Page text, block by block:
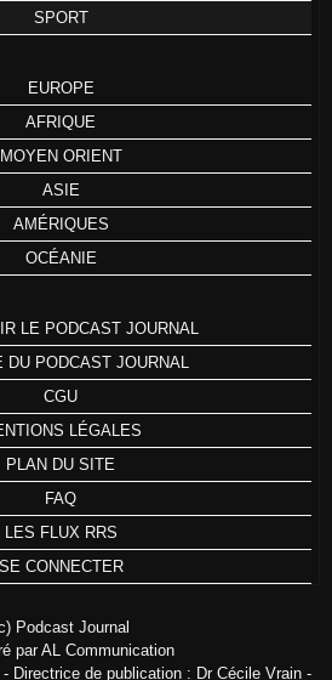
SPORT
EUROPE
AFRIQUE
MOYEN ORIENT
ASIE
AMÉRIQUES
OCÉANIE
LE PODCAST JOURNAL
DU PODCAST JOURNAL
CGU
LÉGALES
PLAN DU SITE
FAQ
LES FLUX RRS
SE CONNECTER
Podcast Journal
par AL Communication
Directrice de publication : Dr Cécile Vrain -